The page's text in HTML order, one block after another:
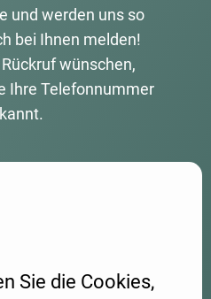
und werden uns so
bei Ihnen melden!
wünschen,
Ihre Telefonnummer
wird dieser Inhalt nicht
Sie die Cookies,